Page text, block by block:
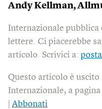
Andy Kellman,
Internazionale pubblica
lettere. Ci piacerebbe
articolo. Scrivici a:
Questo articolo è uscito
Internazionale, a
Abbonati